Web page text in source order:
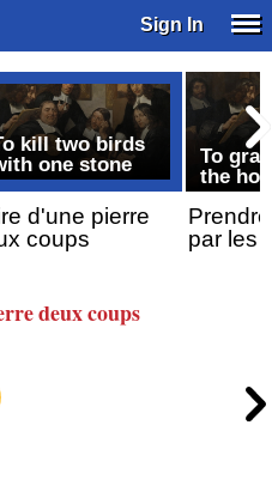
Sign In
kill two birds
one stone
d'une pierre
coups
To
the
par les
deux coups